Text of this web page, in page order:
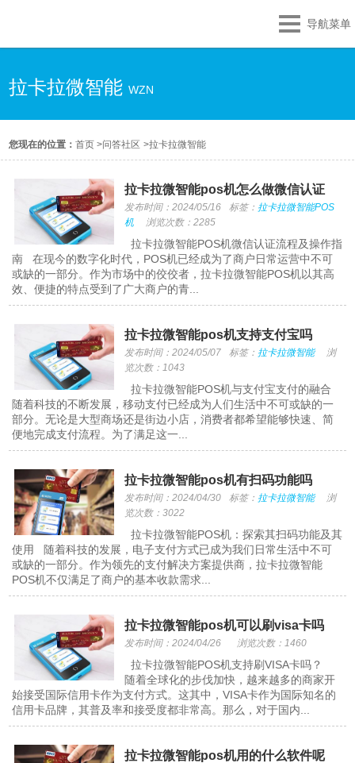
导航菜单
拉卡拉微智能WZN
您现在的位置：首页 >问答社区 >拉卡拉微智能
拉卡拉微智能pos机怎么做微信认证
发布时间：2024/05/16 标签： 拉卡拉微智能POS
机
浏览次数：2285
拉卡拉微智能POS机微信认证流程及操作指
南 在现今的数字化时代，POS机已经成为了商户日常运营中不可
或缺的一部分。作为市场中的佼佼者，拉卡拉微智能POS机以其高
效、便捷的特点受到了广大商户的青...
拉卡拉微智能pos机支持支付宝吗
发布时间：2024/05/07 标签： 拉卡拉微智能
浏
览次数：1043
拉卡拉微智能POS机与支付宝支付的融合
随着科技的不断发展，移动支付已经成为人们生活中不可或缺的一
部分。无论是大型商场还是街边小店，消费者都希望能够快速、简
便地完成支付流程。为了满足这一...
拉卡拉微智能pos机有扫码功能吗
发布时间：2024/04/30 标签： 拉卡拉微智能
浏
览次数：3022
拉卡拉微智能POS机：探索其扫码功能及其
使用 随着科技的发展，电子支付方式已成为我们日常生活中不可
或缺的一部分。作为领先的支付解决方案提供商，拉卡拉微智能
POS机不仅满足了商户的基本收款需求...
拉卡拉微智能pos机可以刷visa卡吗
发布时间：2024/04/26 浏览次数：1460
拉卡拉微智能POS机支持刷VISA卡吗？
随着全球化的步伐加快，越来越多的商家开
始接受国际信用卡作为支付方式。这其中，VISA卡作为国际知名的
信用卡品牌，其普及率和接受度都非常高。那么，对于国内...
拉卡拉微智能pos机用的什么软件呢